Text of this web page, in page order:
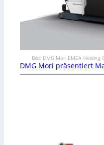
Bild: DMG Mori EMEA Holding
DMG Mori präsentiert